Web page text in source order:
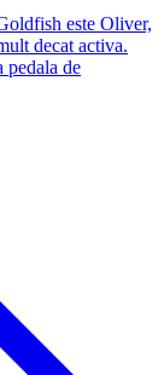
este Oliver,
decat activa.
pedala de